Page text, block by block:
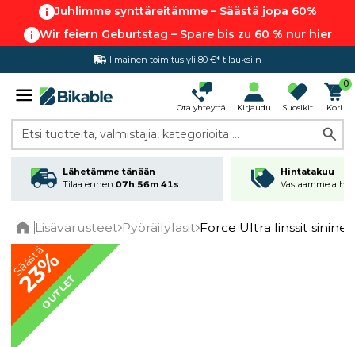
Juhlimme synttäreitämme – Säästä jopa 60%
Wir feiern Geburtstag – Spare bis zu 60 % nur hier
Ilmainen toimitus yli 80 €* tilauksiin
Hintatakuu
Ota yhteyttä Kirjaudu Suosikit
0
Kori
Etsi tuotteita, valmistajia, kategorioita ...
Lähetämme tänään
Tilaa ennen 07h 56m 41s
Hintatakuu
Vastaamme
Lisävarusteet Pyöräilylasit Force Ultra linssit sininen
Säästä
23%
OUTLET